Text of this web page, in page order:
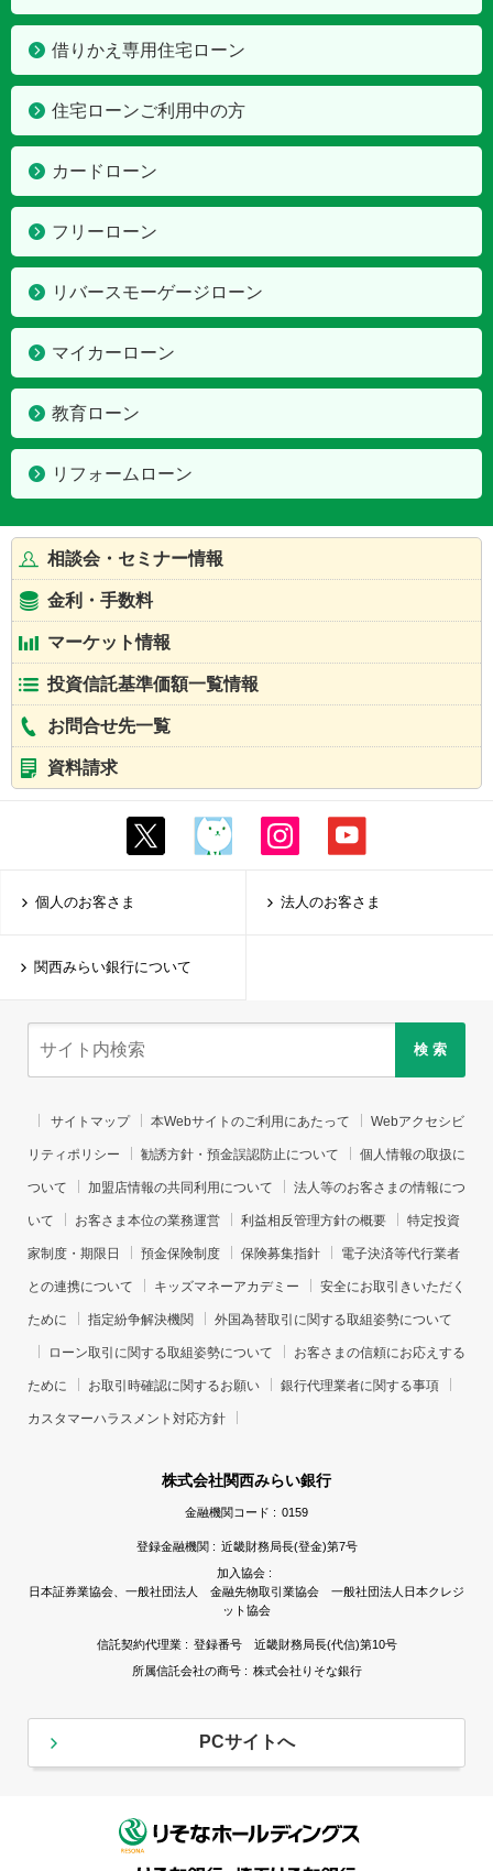
借りかえ専用住宅ローン
住宅ローンご利用中の方
カードローン
フリーローン
リバースモーゲージローン
マイカーローン
教育ローン
リフォームローン
相談会・セミナー情報
金利・手数料
マーケット情報
投資信託基準価額一覧情報
お問合せ先一覧
資料請求
個人のお客さま 法人のお客さま
関西みらい銀行について
検 索
サイトマップ 本Webサイトのご利用にあたって Webアクセシビ
リティポリシー 勧誘方針・預金誤認防止について 個人情報の取扱に
ついて 加盟店情報の共同利用について 法人等のお客さまの情報につ
いて お客さま本位の業務運営 利益相反管理方針の概要 特定投資
家制度・期限日 預金保険制度 保険募集指針 電子決済等代行業者
との連携について キッズマネーアカデミー 安全にお取引きいただく
ために 指定紛争解決機関 外国為替取引に関する取組姿勢について
ローン取引に関する取組姿勢について お客さまの信頼にお応えする
ために お取引時確認に関するお願い 銀行代理業者に関する事項
カスタマーハラスメント対応方針
株式会社関西みらい銀行
金融機関コード : 0159
登録金融機関 : 近畿財務局長(登金)第7号
加入協会 :
日本証券業協会、一般社団法人 金融先物取引業協会 一般社団法人日本クレジ
ット協会
信託契約代理業 : 登録番号 近畿財務局長(代信)第10号
所属信託会社の商号 : 株式会社りそな銀行
PCサイトへ